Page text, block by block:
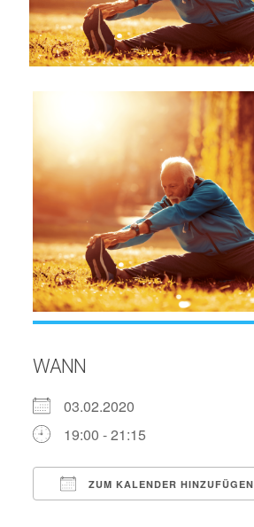
WANN
03.02.2020
19:00 - 21:15
ZUM KALENDER HINZUFÜGEN